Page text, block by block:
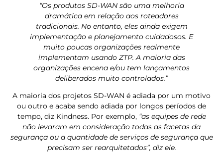
“Os produtos SD-WAN são uma melhoria
dramática em relação aos roteadores
tradicionais. No entanto, eles ainda exigem
implementação e planejamento cuidadosos. E
muito poucas organizações realmente
implementam usando ZTP. A maioria das
organizações encena e/ou tem lançamentos
deliberados muito controlados.”
A maioria dos projetos SD-WAN é adiada por um motivo
ou outro e acaba sendo adiada por longos períodos de
tempo, diz Kindness. Por exemplo,“as equipes de rede
não levaram em consideração todas as facetas da
segurança ou a quantidade de serviços de segurança que
precisam ser rearquitetados”, diz ele.